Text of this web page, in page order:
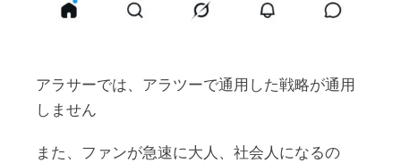
アラサーでは、アラツーで通用した戦略が通用
しません
また、ファンが急速に大人、社会人になるの